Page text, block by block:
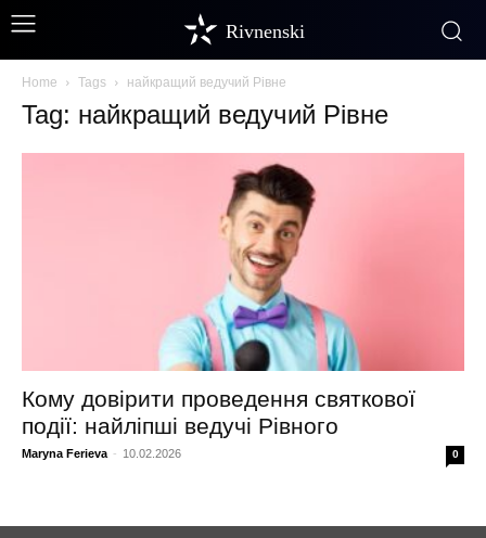
Rivnenski
Home Tags найкращий ведучий Рівне
Tag: найкращий ведучий Рівне
Кому довірити проведення святкової
події: найліпші ведучі Рівного
Maryna Ferieva - 10.02.2026 0